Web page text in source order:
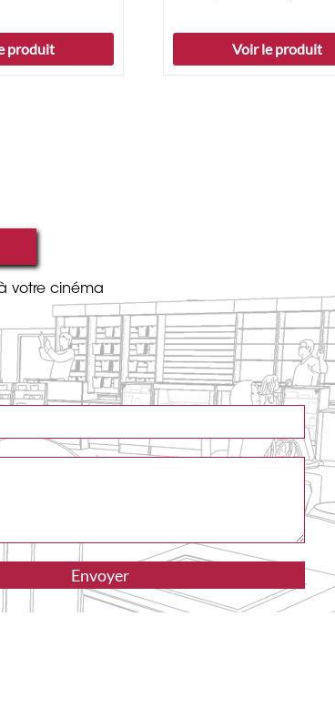
produit Voir le produit
votre cinéma